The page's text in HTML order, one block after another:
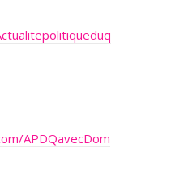
APDQavecDom